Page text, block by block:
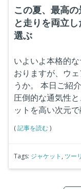
この夏、最高
と走りを両立
選ぶ
いよいよ本格的
おりますが、ウ
うか。
本日ご紹
圧倒的な通気性
ットを高い次元で
(記事を読む)
Tags: ジャケット , ツー